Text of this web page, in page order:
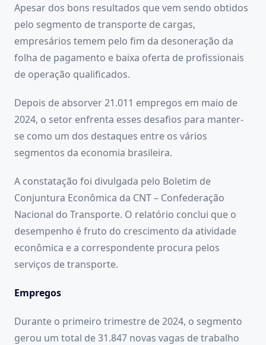
Apesar dos bons resultados que vem sendo obtidos
pelo segmento de transporte de cargas,
empresários temem pelo fim da desoneração da
folha de pagamento e baixa oferta de profissionais
de operação qualificados.
Depois de absorver 21.011 empregos em maio de
2024, o setor enfrenta esses desafios para manter-
se como um dos destaques entre os vários
segmentos da economia brasileira.
A constatação foi divulgada pelo Boletim de
Conjuntura Econômica da CNT – Confederação
Nacional do Transporte. O relatório conclui que o
desempenho é fruto do crescimento da atividade
econômica e a correspondente procura pelos
serviços de transporte.
Empregos
Durante o primeiro trimestre de 2024, o segmento
gerou um total de 31.847 novas vagas de trabalho